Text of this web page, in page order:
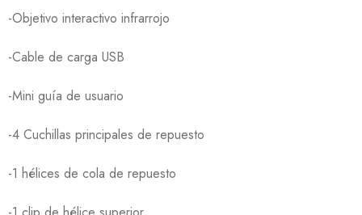
-Objetivo interactivo infrarrojo
-Cable de carga USB
-Mini guía de usuario
-4 Cuchillas principales de repuesto
-1 hélices de cola de repuesto